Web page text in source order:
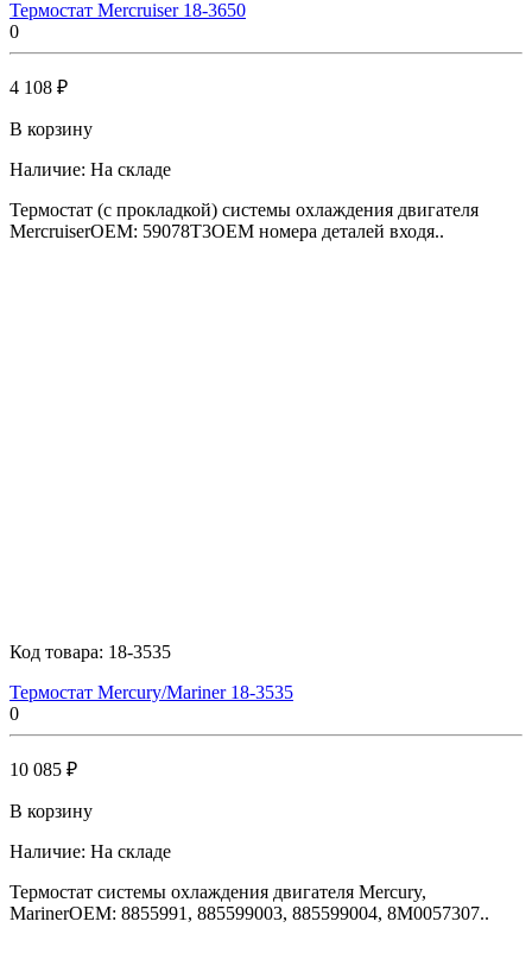
Термостат Mercruiser 18-3650
0
4 108 ₽
В корзину
Наличие: На складе
Термостат (с прокладкой) системы охлаждения двигателя
MercruiserOEM: 59078T3OEM номера деталей входя..
Код товара: 18-3535
Термостат Mercury/Mariner 18-3535
0
10 085 ₽
В корзину
Наличие: На складе
Термостат системы охлаждения двигателя Mercury,
MarinerOEM: 8855991, 885599003, 885599004, 8M0057307..